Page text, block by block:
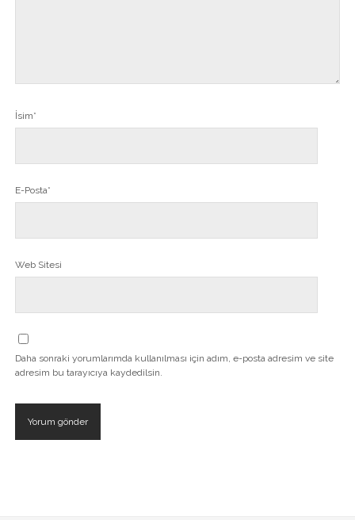
İsim*
E-Posta*
Web Sitesi
Daha sonraki yorumlarımda kullanılması için adım, e-posta adresim ve site
adresim bu tarayıcıya kaydedilsin.